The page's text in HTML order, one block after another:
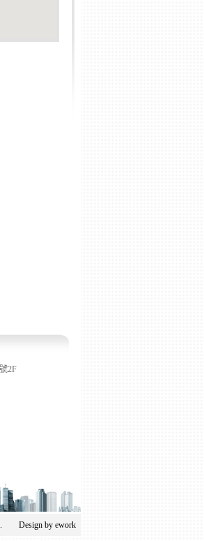
2F
Design by ework